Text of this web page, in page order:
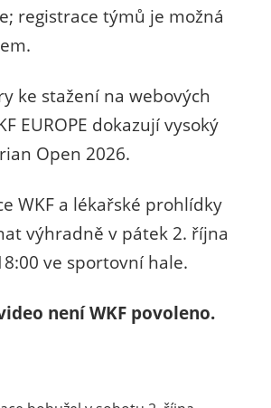
registrace týmů je možná
ke stažení na webových
EUROPE dokazují vysoký
Open 2026.
WKF a lékařské prohlídky
výhradně v pátek 2. října
ve sportovní hale.
není WKF povoleno.